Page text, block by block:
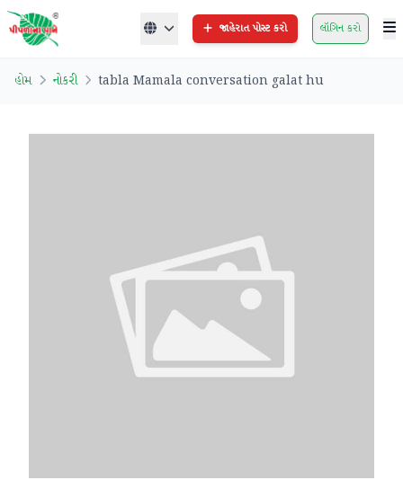
જાહેરાત પોસ્ટ કરો લૉગિન કરો
હોમ નોકરી tabla Mamala conversation galat hu